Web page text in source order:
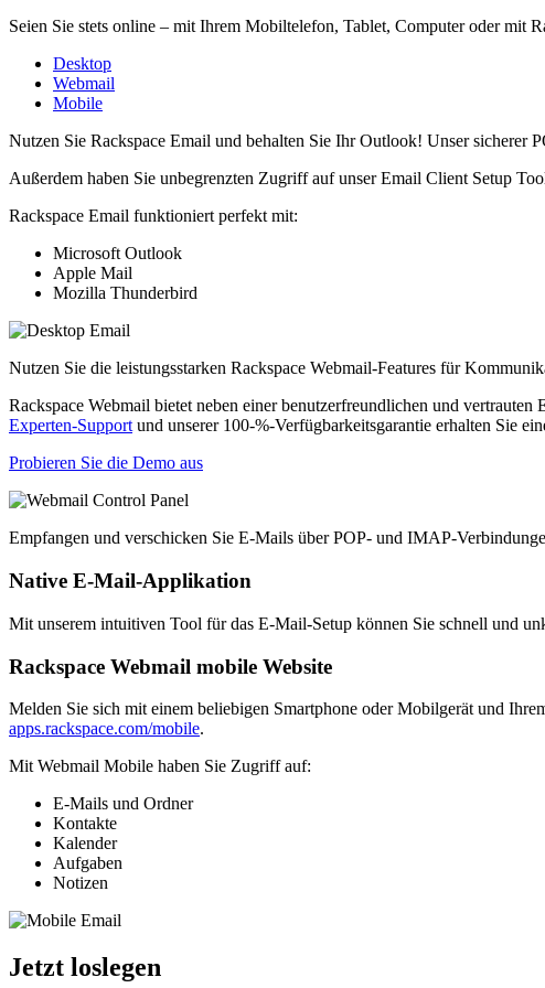
Seien Sie stets online – mit Ihrem Mobiltelefon, Tablet, Computer oder mit
Desktop
Webmail
Mobile
Nutzen Sie Rackspace Email und behalten Sie Ihr Outlook! Unser
Außerdem haben Sie unbegrenzten Zugriff auf unser Email Client Setup
Rackspace Email funktioniert perfekt mit:
Microsoft Outlook
Apple Mail
Mozilla Thunderbird
Nutzen Sie die leistungsstarken Rackspace Webmail-Features für
Rackspace Webmail bietet neben einer benutzerfreundlichen und
Experten-Supportund unserer 100-%-Verfügbarkeitsgarantie erhalten Sie
Probieren Sie die Demo aus
Empfangen und verschicken Sie E-Mails über POP- und IMAP-
Native E-Mail-Applikation
Mit unserem intuitiven Tool für das E-Mail-Setup können Sie schnell und
Rackspace Webmail mobile Website
Melden Sie sich mit einem beliebigen Smartphone oder Mobilgerät und
apps.rackspace.com/mobile.
Mit Webmail Mobile haben Sie Zugriff auf:
E-Mails und Ordner
Kontakte
Kalender
Aufgaben
Notizen
Jetzt loslegen